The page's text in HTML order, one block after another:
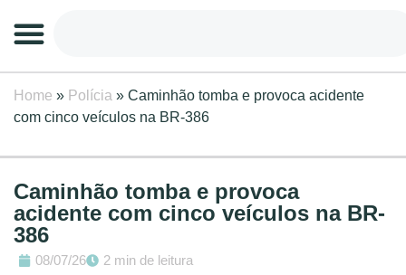
Home » Polícia » Caminhão tomba e provoca acidente
com cinco veículos na BR-386
Caminhão tomba e provoca
acidente com cinco veículos na BR-
386
08/07/26 2 min de leitura